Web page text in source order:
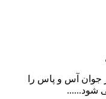
آس و پاس را
شود......